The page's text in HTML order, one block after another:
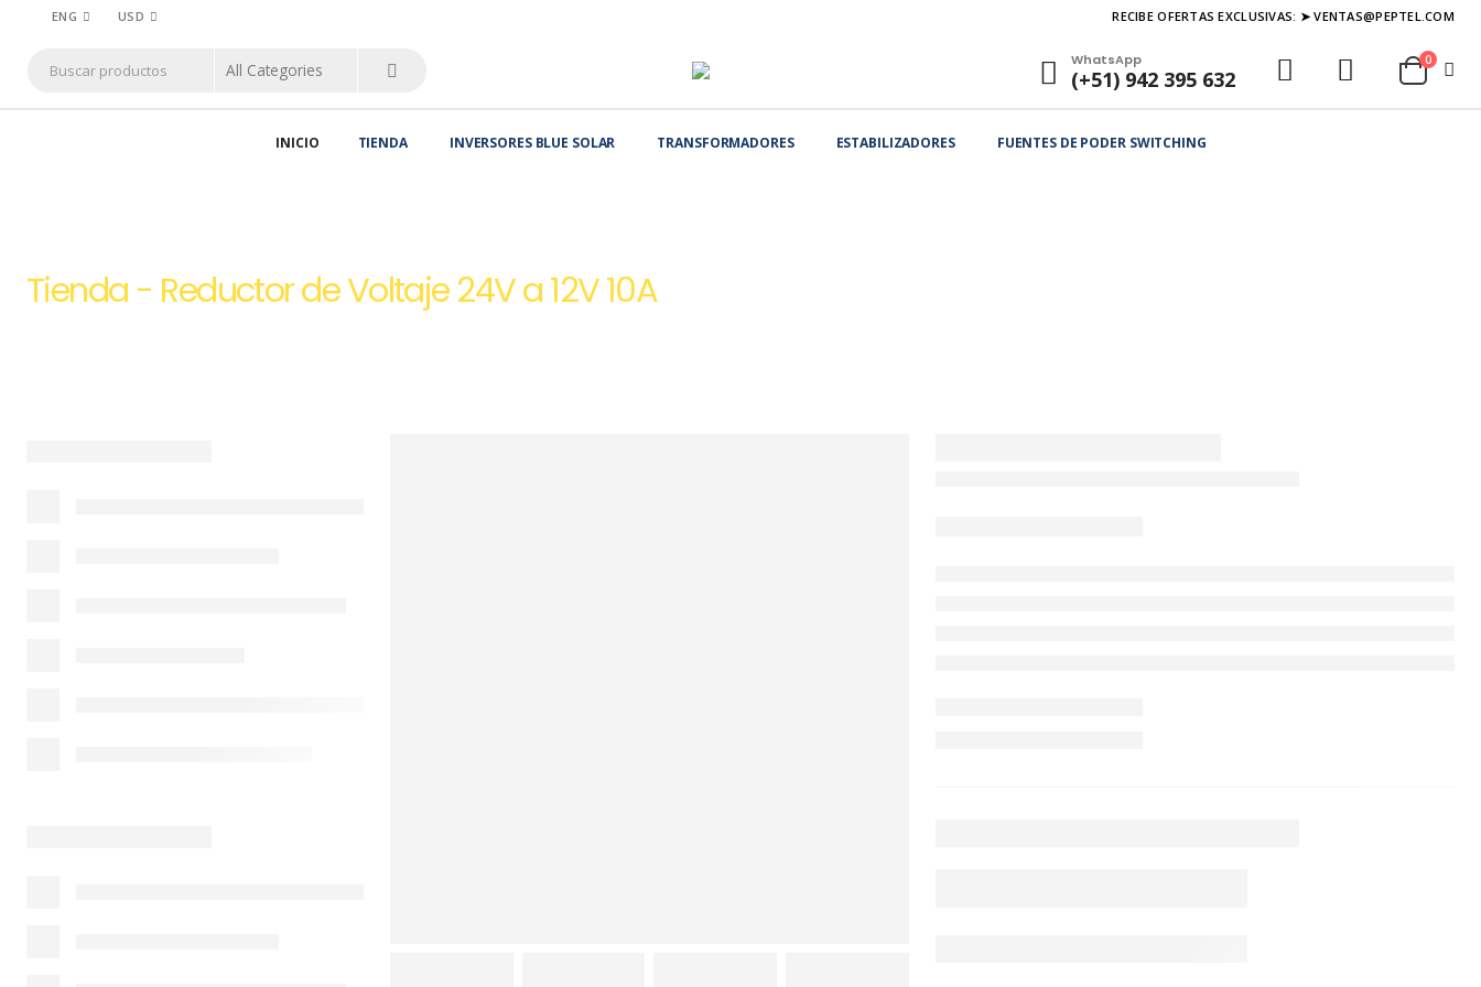
ENG USD RECIBE OFERTAS EXCLUSIVAS: ➤ VENTAS@PEPTEL.COM
WhatsApp
(+51) 942 395 632
0
INICIO TIENDA INVERSORES BLUE SOLAR TRANSFORMADORES ESTABILIZADORES FUENTES DE PODER SWITCHING
Tienda - Reductor de Voltaje 24V a 12V 10A